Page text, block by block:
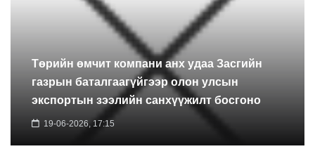
Төрийн өмчит компани анх удаа Засгийн
газрын баталгаагүйгээр олон улсын
экспортын зээлийн санхүүжилт босгоно
19-06-2026, 17:15